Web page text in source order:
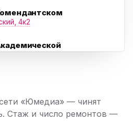
4к2
35
35
«Юмедиа» — чинят
Стаж и число ремонтов —